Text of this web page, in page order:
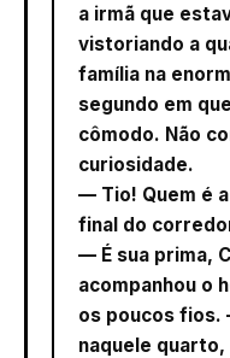
a irmã que
vistoriando a
família na
segundo em
cômodo. Não
curiosidade.
— Tio! Quem é
final do
— É sua prima,
acompanhou o
os poucos fios.
naquele